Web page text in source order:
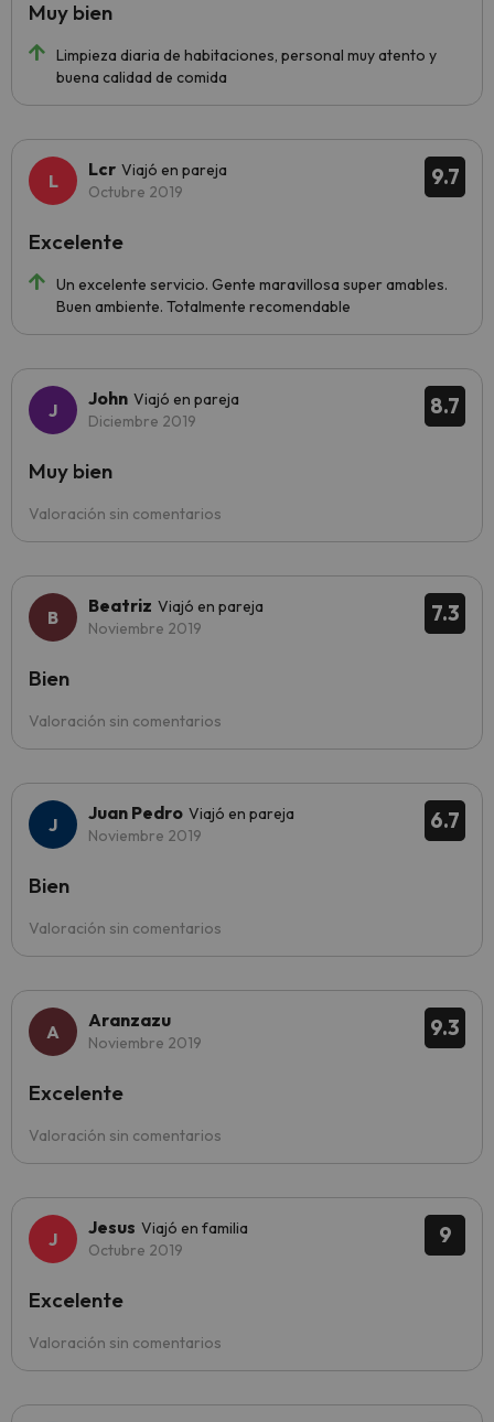
Limpieza diaria de habitaciones, personal muy atento y
buena calidad de comida
Muy bien
9.7
Lcr Viajó en pareja
Octubre 2019
Un excelente servicio. Gente maravillosa super amables.
Buen ambiente. Totalmente recomendable
Excelente
8.7
John Viajó en pareja
Diciembre 2019
Valoración sin comentarios
Muy bien
7.3
Beatriz Viajó en pareja
Noviembre 2019
Valoración sin comentarios
Bien
6.7
Juan Pedro Viajó en pareja
Noviembre 2019
Valoración sin comentarios
Bien
9.3
Aranzazu
Noviembre 2019
Valoración sin comentarios
Excelente
9
Jesus Viajó en familia
Octubre 2019
Valoración sin comentarios
Excelente